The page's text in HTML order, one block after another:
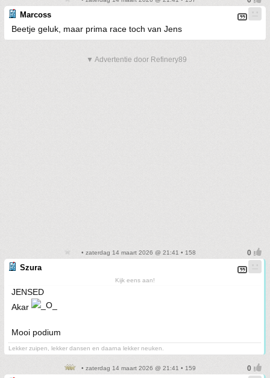
Marcoss
Beetje geluk, maar prima race toch van Jens
▼ Advertentie door Refinery89
• zaterdag 14 maart 2026 @ 21:41 • 158
Szura
Kijk eens aan!
JENSED
Akar
Mooi podium
Lekker zuipen, lekker dansen en daarna lekker neuken.
• zaterdag 14 maart 2026 @ 21:41 • 159